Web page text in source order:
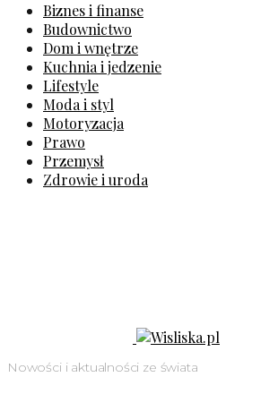
Biznes i finanse
Budownictwo
Dom i wnętrze
Kuchnia i jedzenie
Lifestyle
Moda i styl
Motoryzacja
Prawo
Przemysł
Zdrowie i uroda
Nowości i aktualności ze świata